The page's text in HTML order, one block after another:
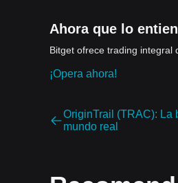
Ahora que lo
Bitget ofrece trading integral
¡Opera ahora!
OriginTrail (TRAC): La
mundo real